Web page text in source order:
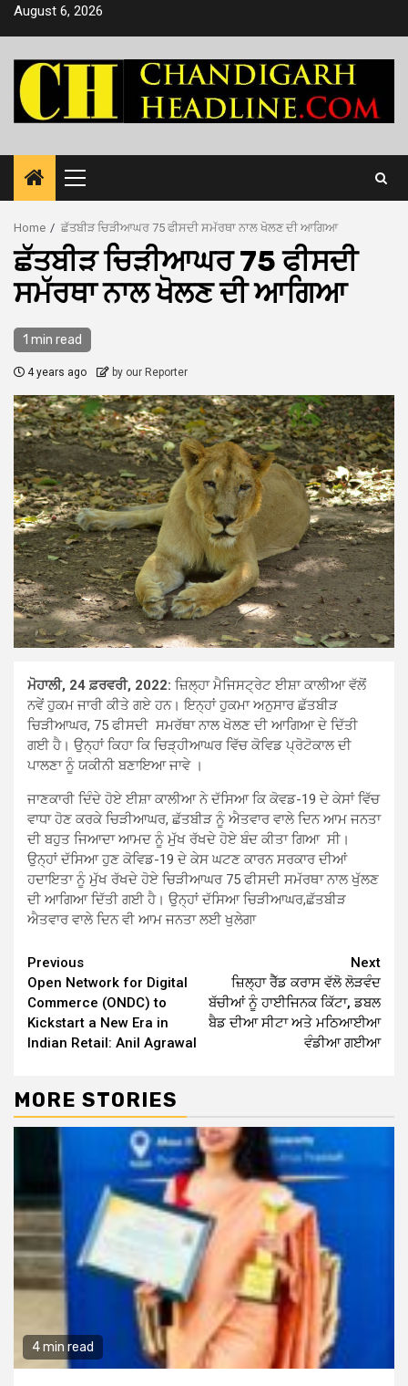
SkipAugust 6, 2026
Primary
Menu
Home ਛੱਤਬੀੜ ਚਿੜੀਆਘਰ 75 ਫੀਸਦੀ ਸਮੱਰਥਾ ਨਾਲ ਖੋਲਣ ਦੀ ਆਗਿਆ
ਛੱਤਬੀੜ ਚਿੜੀਆਘਰ 75 ਫੀਸਦੀ
ਸਮੱਰਥਾ ਨਾਲ ਖੋਲਣ ਦੀ ਆਗਿਆ
1 min read
4 years ago by our Reporter
ਮੋਹਾਲੀ, 24 ਫ਼ਰਵਰੀ, 2022: ਜ਼ਿਲ੍ਹਾ ਮੈਜਿਸਟ੍ਰੇਟ ਈਸ਼ਾ ਕਾਲੀਆ ਵੱਲੋਂ
ਨਵੇਂ ਹੁਕਮ ਜਾਰੀ ਕੀਤੇ ਗਏ ਹਨ। ਇਨ੍ਹਾਂ ਹੁਕਮਾ ਅਨੁਸਾਰ ਛੱਤਬੀੜ
ਚਿੜੀਆਘਰ, 75 ਫੀਸਦੀ ਸਮਰੱਥਾ ਨਾਲ ਖੋਲਣ ਦੀ ਆਗਿਆ ਦੇ ਦਿੱਤੀ
ਗਈ ਹੈ। ਉਨ੍ਹਾਂ ਕਿਹਾ ਕਿ ਚਿੜ੍ਹੀਆਘਰ ਵਿੱਚ ਕੋਵਿਡ ਪ੍ਰੋਟੋਕਾਲ ਦੀ
ਪਾਲਣਾ ਨੂੰ ਯਕੀਨੀ ਬਣਾਇਆ ਜਾਵੇ ।
ਜਾਣਕਾਰੀ ਦਿੰਦੇ ਹੋਏ ਈਸ਼ਾ ਕਾਲੀਆ ਨੇ ਦੱਸਿਆ ਕਿ ਕੋਵਡ-19 ਦੇ ਕੇਸਾਂ ਵਿੱਚ
ਵਾਧਾ ਹੋਣ ਕਰਕੇ ਚਿੜੀਆਘਰ, ਛੱਤਬੀੜ ਨੂੰ ਐਤਵਾਰ ਵਾਲੇ ਦਿਨ ਆਮ ਜਨਤਾ
ਦੀ ਬਹੁਤ ਜਿਆਦਾ ਆਮਦ ਨੂੰ ਮੁੱਖ ਰੱਖਦੇ ਹੋਏ ਬੰਦ ਕੀਤਾ ਗਿਆ ਸੀ।
ਉਨ੍ਹਾਂ ਦੱਸਿਆ ਹੁਣ ਕੋਵਿਡ-19 ਦੇ ਕੇਸ ਘਟਣ ਕਾਰਨ ਸਰਕਾਰ ਦੀਆਂ
ਹਦਾਇਤਾ ਨੂੰ ਮੁੱਖ ਰੱਖਦੇ ਹੋਏ ਚਿੜੀਆਘਰ 75 ਫੀਸਦੀ ਸਮੱਰਥਾ ਨਾਲ ਖੁੱਲਣ
ਦੀ ਆਗਿਆ ਦਿੱਤੀ ਗਈ ਹੈ। ਉਨ੍ਹਾਂ ਦੱਸਿਆ ਚਿੜੀਆਘਰ,ਛੱਤਬੀੜ
ਐਤਵਾਰ ਵਾਲੇ ਦਿਨ ਵੀ ਆਮ ਜਨਤਾ ਲਈ ਖੁਲੇਗਾ
Continue
Reading
Previous
Open Network for Digital
Commerce (ONDC) to
Kickstart a New Era in
Indian Retail: Anil Agrawal
Next
ਜ਼ਿਲ੍ਹਾ ਰੈੱਡ ਕਰਾਸ ਵੱਲੋ ਲੋੜਵੰਦ
ਬੱਚੀਆਂ ਨੂੰ ਹਾਈਜਿਨਕ ਕਿੱਟਾ, ਡਬਲ
ਬੈਡ ਦੀਆ ਸੀਟਾ ਅਤੇ ਮਠਿਆਈਆ
ਵੰਡੀਆ ਗਈਆ
MORE STORIES
4 min read